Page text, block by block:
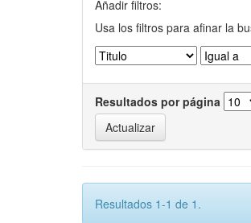
Añadir filtros:
Usa los filtros para afinar la
Resultados por página
Resultados 1-1 de 1.